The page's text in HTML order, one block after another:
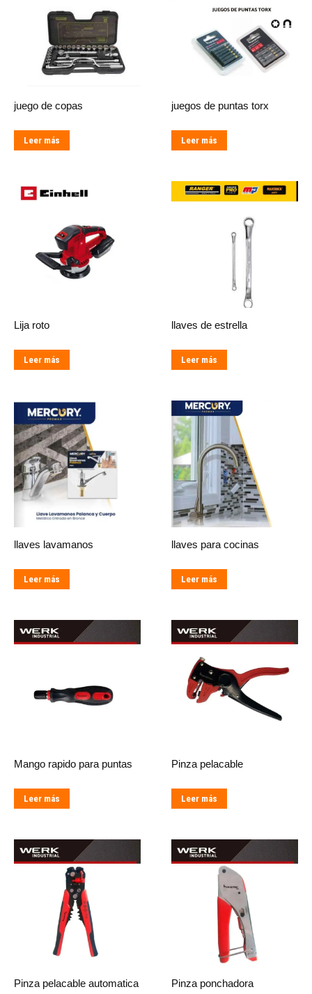
juego de copas
Leer más
juegos de puntas torx
Leer más
Lija roto
Leer más
llaves de estrella
Leer más
llaves lavamanos
Leer más
llaves para cocinas
Leer más
Mango rapido para puntas
Leer más
Pinza pelacable
Leer más
Pinza pelacable automatica Pinza ponchadora